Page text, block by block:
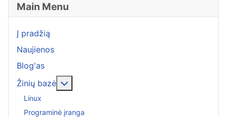
Main Menu
Į pradžią
Naujienos
Blog'as
Žinių bazė
Linux
Programinė įranga